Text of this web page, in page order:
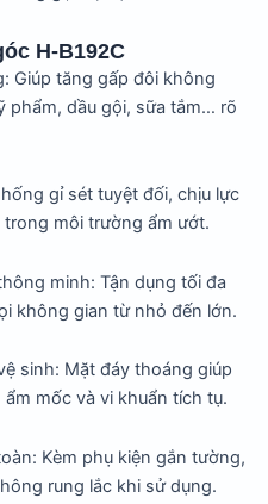
H-B192C
Giúp tăng gấp đôi không
phẩm, dầu gội, sữa tắm… rõ
gỉ sét tuyệt đối, chịu lực
môi trường ẩm ướt.
minh: Tận dụng tối đa
không gian từ nhỏ đến lớn.
sinh: Mặt đáy thoáng giúp
mốc và vi khuẩn tích tụ.
Kèm phụ kiện gắn tường,
rung lắc khi sử dụng.